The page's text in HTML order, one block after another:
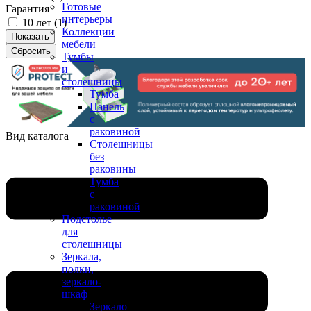
Готовые
интерьеры
Коллекции
мебели
Тумбы
и
столешницы
Тумба
Панель
с
раковиной
Столешницы
без
раковины
Тумба
с
раковиной
Подстолье
для
столешницы
Зеркала,
полки,
зеркало-
шкаф
Зеркало
Гарантия
10 лет (1)
Вид каталога